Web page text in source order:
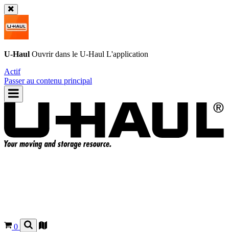
U-Haul Ouvrir dans le U-Haul L'application
Actif
Passer au contenu principal
0